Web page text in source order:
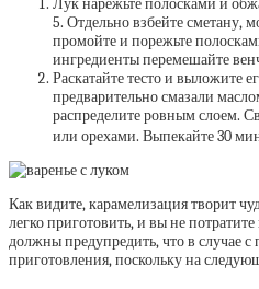
Лук нарежьте полосками и
5. Отдельно взбейте сметану,
промойте и порежьте
ингредиенты перемешайте
Раскатайте тесто и выложите
предварительно смазали
распределите ровным слоем.
или орехами. Выпекайте 30
Как видите, карамелизация творит
легко приготовить, и вы не
должны предупредить, что в случае
приготовления, поскольку на